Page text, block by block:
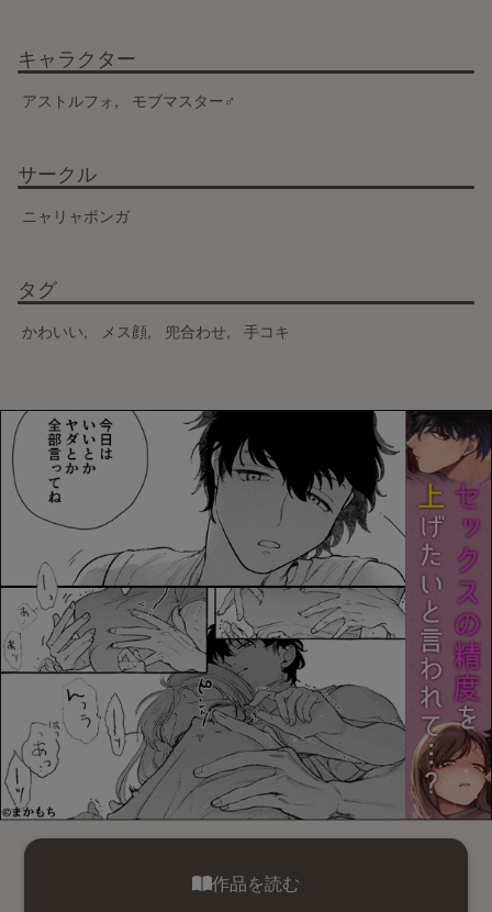
キャラクター
アストルフォ モブマスター♂
サークル
ニャリャポンガ
タグ
かわいい メス顔 兜合わせ 手コキ
作品を読む